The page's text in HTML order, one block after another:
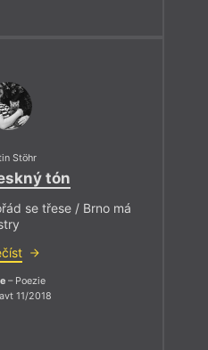
Stöhr
tón
se třese / Brno má
– Poezie
11/2018